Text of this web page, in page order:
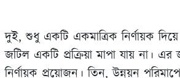
দুই, শুধু একটি একমাত্রিক নির্ণায়ক
জটিল একটি প্রক্রিয়া মাপা যায় না। এর
নির্ণায়ক প্রয়োজন। তিন, উন্নয়ন